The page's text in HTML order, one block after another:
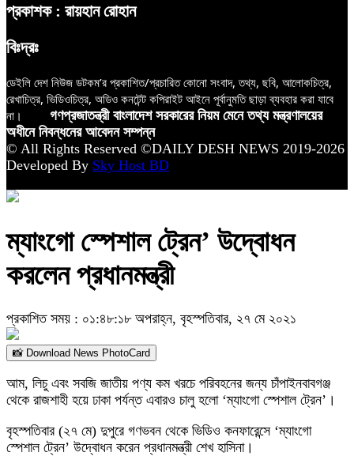
প্রকাশক : রায়হান রোহান
বিঃদ্রঃ
ডেইলি দেশ নিউজ ডটকম’র প্রকাশিত/প্রচারিত কোনো সংবাদ, তথ্য, ছবি, আলোকচিত্র,
রেখাচিত্র, ভিডিওচিত্র, অডিও কনটেন্ট কপিরাইট আইনে পূর্বানুমতি ছাড়া ব্যবহার করা যাবে
না।
গণপ্রজাতন্ত্রী বাংলাদেশ সরকারের নিয়ম মেনে তথ্য মন্ত্রণালয়ের
অধীনে নিবন্ধনের আবেদন সম্পন্ন
© All Rights Reserved ©DAILY DESH NEWS 2019-2026
Developed By Sky Host BD
ম্যাংগো স্পেশাল ট্রেন’ উদ্বোধন
করলেন প্রধানমন্ত্রী
প্রকাশিত সময় : ০১:৪৮:১৮ অপরাহ্ন, বৃহস্পতিবার, ২৭ মে ২০২১
📸 Download News PhotoCard
আম, লিচু এবং সবজি জাতীয় পণ্য কম খরচে পরিবহনের জন্য চাঁপাইনবাবগঞ্জ
থেকে রাজশাহী হয়ে ঢাকা পর্যন্ত এবারও চালু হলো ‘ম্যাংগো স্পেশাল ট্রেন’।
বৃহস্পতিবার (২৭ মে) দুপুরে গণভবন থেকে ভিডিও কনফারেন্সে ‘ম্যাংগো
স্পেশাল ট্রেন’ উদ্বোধন করেন প্রধানমন্ত্রী শেখ হাসিনা।